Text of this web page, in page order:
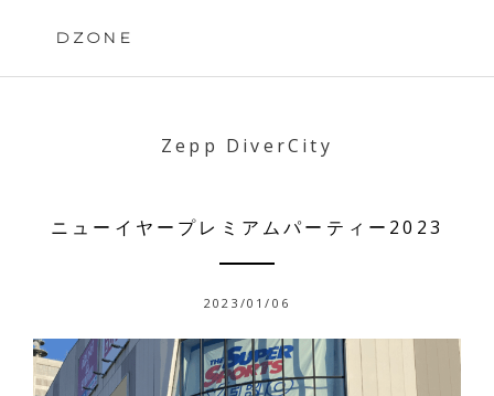
DZONE
Zepp DiverCity
ニューイヤープレミアムパーティー2023
2023/01/06